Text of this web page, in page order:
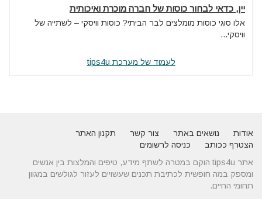
יין, כדאי לבחור כוסות של חברה מוכרת ואיכותית
אלו סוגי כוסות מומלצים לבר הביתי? כוסות וויסקי – לשתייה של
וויסקי...
לעמוד של מערכת tips4u
אודות נושאים באתר צור קשר
תקנון האתר
הצטרף ככותב
כניסה לרשומים
אתר tips4u הוקם במטרה לשתף מידע, טיפים והמלצות בין אנשים
ומספק במה חופשית לכתיבת תכנים שעשויים לעזור לגולשים במגוון
תחומי החיים.